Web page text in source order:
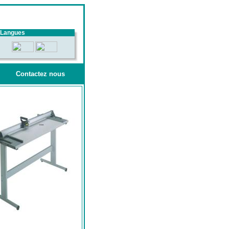
Langues
Contactez nous